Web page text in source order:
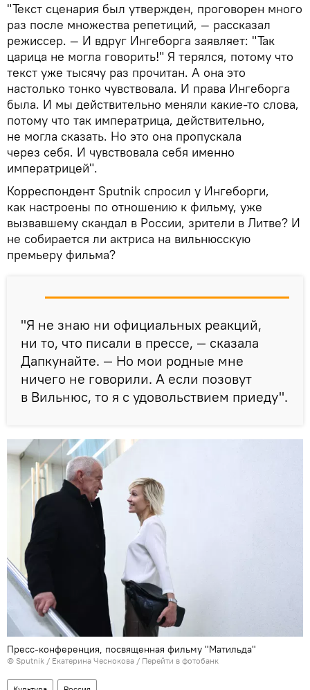
"Текст сценария был утвержден, проговорен много
раз после множества репетиций, — рассказал
режиссер. — И вдруг Ингеборга заявляет: "Так
царица не могла говорить!" Я терялся, потому что
текст уже тысячу раз прочитан. А она это
настолько тонко чувствовала. И права Ингеборга
была. И мы действительно меняли какие-то слова,
потому что так императрица, действительно,
не могла сказать. Но это она пропускала
через себя. И чувствовала себя именно
императрицей".
Корреспондент Sputnik спросил у Ингеборги,
как настроены по отношению к фильму, уже
вызвавшему скандал в России, зрители в Литве? И
не собирается ли актриса на вильнюсскую
премьеру фильма?
"Я не знаю ни официальных реакций,
ни то, что писали в прессе, — сказала
Дапкунайте. — Но мои родные мне
ничего не говорили. А если позовут
в Вильнюс, то я с удовольствием приеду".
Пресс-конференция, посвященная фильму "Матильда"
© Sputnik / Екатерина Чеснокова / Перейти в фотобанк